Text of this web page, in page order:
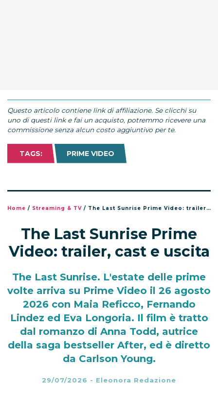
Questo articolo contiene link di affiliazione. Se clicchi su
uno di questi link e fai un acquisto, potremmo ricevere una
commissione senza alcun costo aggiuntivo per te.
TAGS: PRIME VIDEO
Home / Streaming & TV / The Last Sunrise Prime Video: trailer, cast e uscita
The Last Sunrise Prime
Video: trailer, cast e uscita
The Last Sunrise. L'estate delle prime
volte arriva su Prime Video il 26 agosto
2026 con Maia Reficco, Fernando
Lindez ed Eva Longoria. Il film è tratto
dal romanzo di Anna Todd, autrice
della saga bestseller After, ed è diretto
da Carlson Young.
29/07/2026 - Eleonora Redazione